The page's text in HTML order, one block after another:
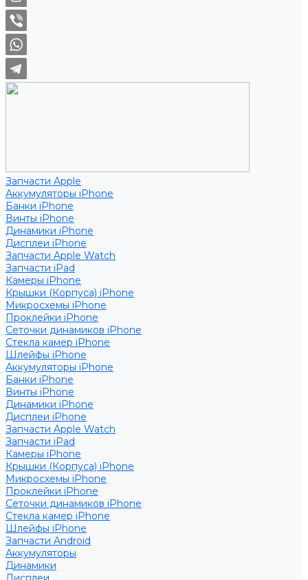
Запчасти Apple
Аккумуляторы iPhone
Банки iPhone
Винты iPhone
Динамики iPhone
Дисплеи iPhone
Запчасти Apple Watch
Запчасти iPad
Камеры iPhone
Крышки (Корпуса) iPhone
Микросхемы iPhone
Проклейки iPhone
Сеточки динамиков iPhone
Стекла камер iPhone
Шлейфы iPhone
Аккумуляторы iPhone
Банки iPhone
Винты iPhone
Динамики iPhone
Дисплеи iPhone
Запчасти Apple Watch
Запчасти iPad
Камеры iPhone
Крышки (Корпуса) iPhone
Микросхемы iPhone
Проклейки iPhone
Сеточки динамиков iPhone
Стекла камер iPhone
Шлейфы iPhone
Запчасти Android
Аккумуляторы
Динамики